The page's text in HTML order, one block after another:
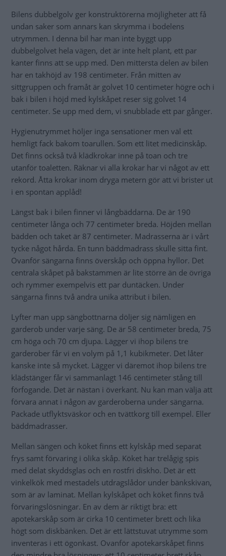
Bilens dubbelgolv ger konstruktörerna möjligheter att få
undan saker som annars kan skrymma i bodelens
utrymmen. I denna bil har man inte byggt upp
dubbelgolvet hela vägen, det är inte helt plant, ett par
kanter finns att se upp med. Den mittersta delen av bilen
har en takhöjd av 198 centimeter. Från mitten av
sittgruppen och framåt är golvet 10 centimeter högre och i
bak i bilen i höjd med kylskåpet reser sig golvet 14
centimeter. Se upp med dem, vi snubblade ett par gånger.
Hygienutrymmet höljer inga sensationer men väl ett
hemligt fack bakom toarullen. Som ett litet medicinskåp.
Det finns också två klädkrokar inne på toan och tre
utanför toaletten. Räknar vi alla krokar har vi något av ett
rekord. Åtta krokar inom dryga metern gör att vi brister ut
i en spontan applåd!
Längst bak i bilen finner vi långbäddarna. De är 190
centimeter långa och 77 centimeter breda. Höjden mellan
bädden och taket är 87 centimeter. Madrasserna är i vårt
tycke något hårda. En tunn bäddmadrass skulle sitta fint.
Ovanför sängarna finns överskåp och öppna hyllor. Det
centrala skåpet på bakstammen är lite större än de övriga
och rymmer exempelvis ett par duntäcken. Under
sängarna finns två andra unika attribut i bilen.
Lyfter man upp sängbottnarna döljer sig nämligen en
garderob under varje säng. De är 58 centimeter breda, 75
cm höga och 70 cm djupa. Lägger vi ihop bilens tre
garderober får vi en volym på 1,1 kubikmeter. Det låter
kanske inte så mycket. Lägger vi däremot ihop bilens tre
klädstänger får vi sammanlagt 146 centimeter stång till
förfogande. Det är nästan i överkant. Nu kan man välja att
förvara annat i någon av garderoberna under sängarna.
Packade utflyktsväskor och en tvättkorg till exempel. Eller
bäddmadrasser.
Mellan sängen och köket finns ett kylskåp med separat
frys samt förvaring i olika skåp. Köket har trelågig spis
med delat skyddsglas och en rostfri diskho. Det är ett
vinkelkök med mestadels utdragslådor under bänkskivan,
som är av laminat. Mellan kylskåpet och köket finns två
förvaringslösningar. En av dem är riktigt bra: ett
apotekarskåp som är cirka 10 centimeter brett och lika
högt som diskbänken. Det är ett lättstuvat utrymme som
inventeras i ett ögonkast. Ovanför apotekarskåpet finns